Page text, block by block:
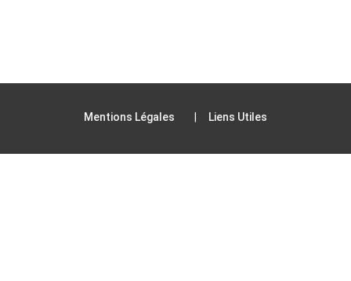
Mentions Légales Liens Utiles